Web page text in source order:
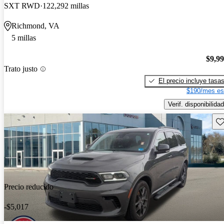
SXT RWD 122,292 millas
Richmond, VA
5 millas
Trato justo
El precio incluye tasas
$190/mes
Verif. disponibilidad
Precio reducido
-$5,017